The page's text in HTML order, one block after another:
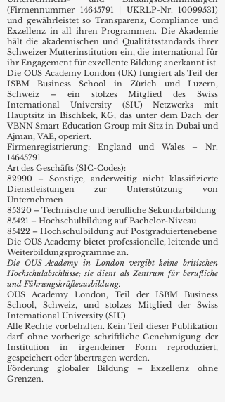
(Firmennummer
14645791 | UKRLP-Nr. 10099531)
und gewährleistet so Transparenz, Compliance und
Exzellenz in all ihren Programmen. Die Akademie
hält die akademischen und Qualitätsstandards ihrer
Schweizer Mutterinstitution ein, die international für
ihr Engagement für exzellente Bildung anerkannt ist.
Die OUS Academy London (UK) fungiert als Teil der
ISBM Business School in Zürich und Luzern,
Schweiz – ein stolzes Mitglied des Swiss
International University (SIU) Netzwerks mit
Hauptsitz in Bischkek, KG, das unter dem Dach der
VBNN Smart Education Group mit Sitz in Dubai und
Ajman, VAE, operiert.
Firmenregistrierung: England und Wales – Nr.
14645791
Art des Geschäfts (SIC-Codes):
82990 – Sonstige, anderweitig nicht klassifizierte
Dienstleistungen zur Unterstützung von
Unternehmen
85320 – Technische und berufliche Sekundarbildung
85421 – Hochschulbildung auf Bachelor-Niveau
85422 – Hochschulbildung auf Postgraduiertenebene
Die OUS Academy bietet professionelle, leitende und
Weiterbildungsprogramme an.
Die OUS Academy in London vergibt keine britischen
Hochschulabschlüsse; sie dient als Zentrum für berufliche
und Führungskräfteausbildung.
OUS Academy London, Teil der ISBM Business
School, Schweiz, und stolzes Mitglied der Swiss
International University (SIU).
Alle Rechte vorbehalten. Kein Teil dieser Publikation
darf ohne vorherige schriftliche Genehmigung der
Institution in irgendeiner Form reproduziert,
gespeichert oder übertragen werden.
Förderung globaler Bildung – Exzellenz ohne
Grenzen.